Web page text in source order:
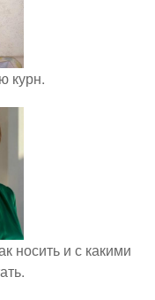
курн.
носить и с какими